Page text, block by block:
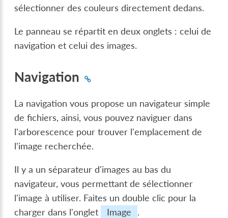
sélectionner des couleurs directement dedans.
Le panneau se répartit en deux onglets : celui de
navigation et celui des images.
Navigation
La navigation vous propose un navigateur simple
de fichiers, ainsi, vous pouvez naviguer dans
l'arborescence pour trouver l'emplacement de
l'image recherchée.
Il y a un séparateur d'images au bas du
navigateur, vous permettant de sélectionner
l'image à utiliser. Faites un double clic pour la
charger dans l'onglet
Image .